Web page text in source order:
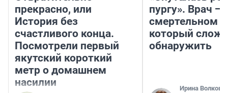
прекрасно, или
История без
счастливого конца.
Посмотрели первый
якутский короткий
метр о домашнем
насилии
пургу». Врач —
смертельном
который
обнаружить
Ирина Волкова